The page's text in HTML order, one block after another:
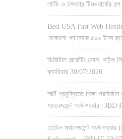
লার্নিং ও চমৎকার টিমওয়ার্কের গল্প
Best USA Fast Web
যেকোনো প্যাকেজে ৫০০ টাকা
ডিজিটাল মার্কেটিং কোর্স: সঠিক
ক্যারিয়ার 30/07/2026
স্মার্ট প্রযুক্তিতে শিক্ষা
ম্যানেজমেন্ট সফটওয়্যার | JBD
হোটেল ম্যানেজমেন্ট